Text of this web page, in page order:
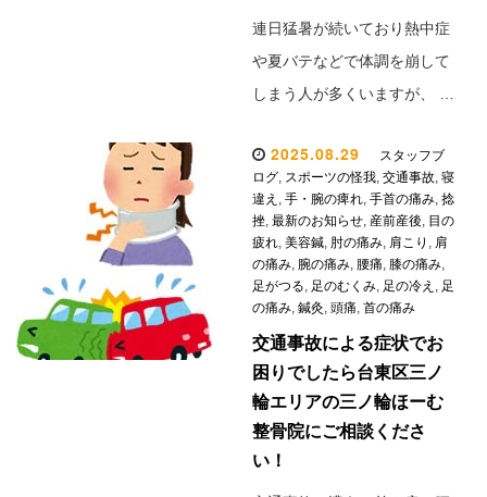
連日猛暑が続いており熱中症
や夏バテなどで体調を崩して
しまう人が多くいますが、 …
2025.08.29
スタッフブ
ログ, スポーツの怪我, 交通事故, 寝
違え , 手・腕の痺れ, 手首の痛み, 捻
挫, 最新のお知らせ, 産前産後, 目の
疲れ, 美容鍼, 肘の痛み, 肩こり , 肩
の痛み, 腕の痛み, 腰痛, 膝の痛み,
足がつる, 足のむくみ, 足の冷え , 足
の痛み, 鍼灸, 頭痛, 首の痛み
交通事故による症状でお
困りでしたら台東区三ノ
輪エリアの三ノ輪ほーむ
整骨院にご相談くださ
い！